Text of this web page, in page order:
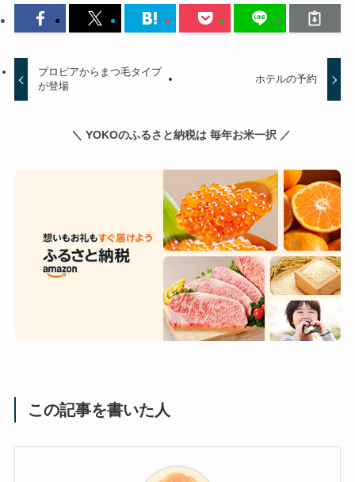
プロピアからまつ毛タイプ
が登場
ホテルの予約
＼ YOKOのふるさと納税は 毎年お米一択 ／
この記事を書いた人